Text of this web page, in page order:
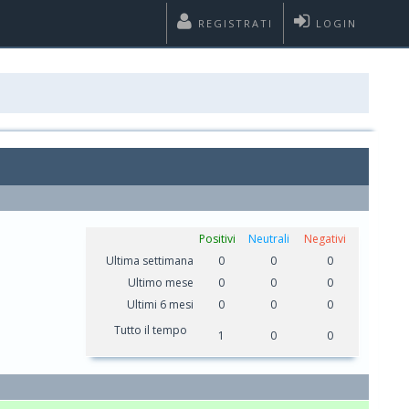
LOGIN
REGISTRATI
Positivi Neutrali
Negativi
Ultima settimana
0 0
0
Ultimo mese
0 0
0
Ultimi 6 mesi
0 0
0
Tutto il tempo
1 0 0